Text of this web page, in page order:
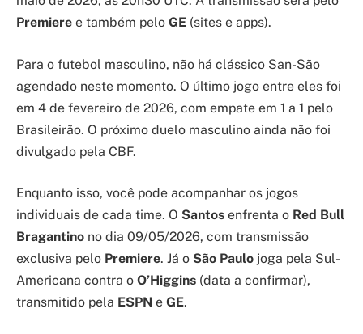
Premiere e também pelo GE (sites e apps).
Para o futebol masculino, não há clássico San-São
agendado neste momento. O último jogo entre eles foi
em 4 de fevereiro de 2026, com empate em 1 a 1 pelo
Brasileirão. O próximo duelo masculino ainda não foi
divulgado pela CBF.
Enquanto isso, você pode acompanhar os jogos
individuais de cada time. O Santos enfrenta o Red Bull
Bragantino no dia 09/05/2026, com transmissão
exclusiva pelo Premiere. Já o São Paulo joga pela Sul-
Americana contra o O’Higgins (data a confirmar),
transmitido pela ESPN e GE.